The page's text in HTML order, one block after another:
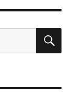
検